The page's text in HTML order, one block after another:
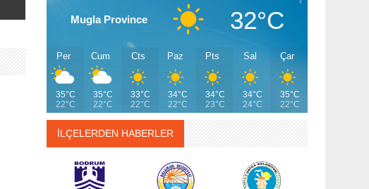
Mugla Province 32°C
Per
35°C
22°C
Cum
35°C
22°C
Cts
33°C
22°C
Paz
34°C
22°C
Pts
34°C
23°C
Sal
34°C
24°C
Çar
35°C
22°C
İLÇELERDEN HABERLER